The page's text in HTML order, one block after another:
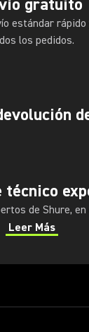
gratuito
estándar
los pedidos.
técnico
de Shure, en
Leer Más